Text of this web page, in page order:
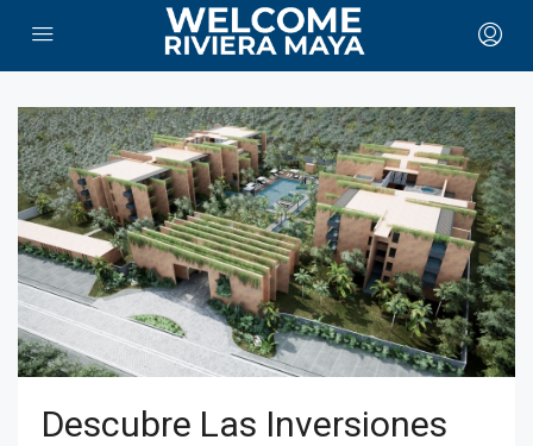
Descubre Las Inversiones